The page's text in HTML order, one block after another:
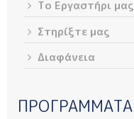
Το Εργαστήρι μας
Στηρίξτε μας
Διαφάνεια
ΠΡΟΓΡΑΜΜΑΤΑ